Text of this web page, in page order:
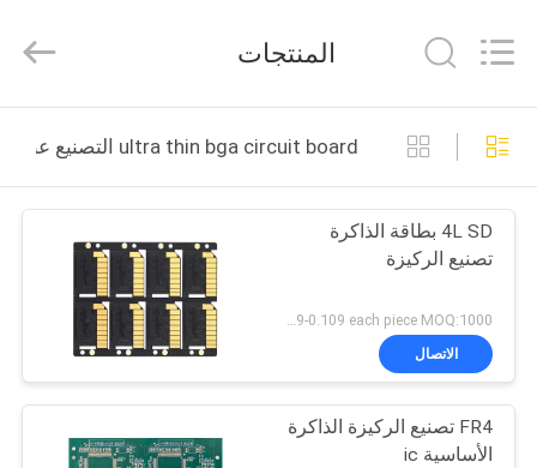
الصفحة
الرئيسية
منتجات
معلومات
جولة
Co.,Ltd..
المنتجات
ultra thin bga circuit board التصنيع عبر الإنترنت
4L SD بطاقة الذاكرة
تصنيع الركيزة
US 0.089-0.109 each piece MOQ:1000 قطعة
الاتصال
FR4 تصنيع الركيزة الذاكرة
الأساسية ic